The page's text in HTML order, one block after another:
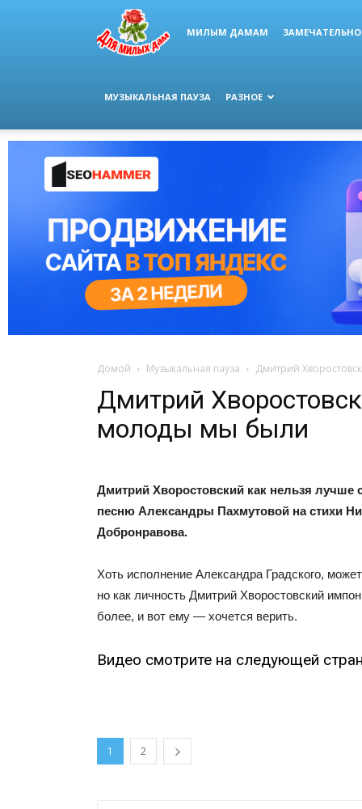
МИЛЫМ ДАМАМ
МУЗЫКАЛЬНАЯ ПАУЗА РАЗНОЕ
Домой Музыкальная пауза Дмитрий
Дмитрий
молоды мы были
Дмитрий Хворостовский как нельзя лучше
песню Александры Пахмутовой на стихи
Добронравова.
Хоть исполнение Александра Градского,
но как личность Дмитрий Хворостовский
более, и вот ему — хочется верить.
Видео смотрите на следующей
1 2